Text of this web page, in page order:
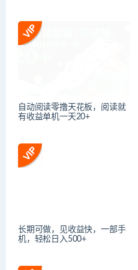
自动阅读零撸天花板，阅读就
有收益单机一天20+
长期可做，见收益快，一部手
机，轻松日入500+